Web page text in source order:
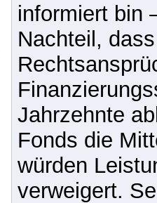
Egal, wie
“Fonds”
informiert bin
Nachteil,
Jahrzehnte
Fonds die